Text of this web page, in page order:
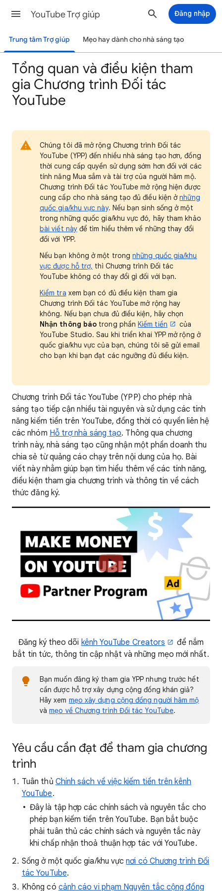
YouTube Trợ giúp Đăng nhập
Trung tâm Trợ giúp Mẹo hay dành cho nhà sáng tạo
Tổng quan và điều kiện tham
gia Chương trình Đối tác
YouTube
Chúng tôi đã mở rộng Chương trình Đối tác
YouTube (YPP) đến nhiều nhà sáng tạo hơn, đồng
thời cung cấp quyền sử dụng sớm hơn đối với các
tính năng Mua sắm và tài trợ của người hâm mộ.
Chương trình Đối tác YouTube mở rộng hiện được
cung cấp cho nhà sáng tạo đủ điều kiện ởnhững
quốc gia/khu vực này. Nếu bạn sinh sống ở một
trong những quốc gia/khu vực đó, hãy tham khảo
bài viết nàyđể tìm hiểu thêm về những thay đổi
đối với YPP.
Nếu bạn không ở một trongnhững quốc gia/khu
vực được hỗ trợ, thì Chương trình Đối tác
YouTube không có thay đổi gì đối với bạn.
Kiểm tra xem bạn có đủ điều kiện tham gia
Chương trình Đối tác YouTube mở rộng hay
không. Nếu bạn chưa đủ điều kiện, hãy chọn
Nhận thông báo trong phầnKiếm tiền
của
YouTube Studio. Sau khi triển khai YPP mở rộng ở
quốc gia/khu vực của bạn, chúng tôi sẽ gửi email
cho bạn khi bạn đạt các ngưỡng đủ điều kiện.
Chương trình Đối tác YouTube (YPP) cho phép nhà
sáng tạo tiếp cận nhiều tài nguyên và sử dụng các tính
năng kiếm tiền trên YouTube, đồng thời có quyền liên hệ
các nhóm Hỗ trợ nhà sáng tạo. Thông qua chương
trình này, nhà sáng tạo cũng nhận một phần doanh thu
chia sẻ từ quảng cáo chạy trên nội dung của họ. Bài
viết này nhằm giúp bạn tìm hiểu thêm về các tính năng,
điều kiện tham gia chương trình và thông tin về cách
thức đăng ký.
Đăng ký theo dõi kênh YouTube Creators
để nắm
bắt tin tức, thông tin cập nhật và những mẹo mới nhất.
Bạn muốn đăng ký tham gia YPP nhưng trước hết
cần được hỗ trợ xây dựng cộng đồng khán giả?
Hãy xem mẹo xây dựng cộng đồng người hâm mộ
vàmẹo về Chương trình Đối tác YouTube.
Yêu cầu cần đạt để tham gia chương
trình
Tuân thủ Chính sách về việc kiếm tiền trên kênh
YouTube.
Đây là tập hợp các chính sách và nguyên tắc cho
phép bạn kiếm tiền trên YouTube. Bạn bắt buộc
phải tuân thủ các chính sách và nguyên tắc này
khi chấp nhận thoả thuận hợp tác với YouTube.
Sống ở một quốc gia/khu vựcnơi có Chương trình Đối
tác YouTube.
Không có cảnh cáo vi phạm Nguyên tắc cộng đồng